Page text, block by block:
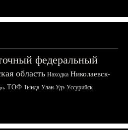
федеральный
область Находка Николаевск-
ТОФ Тында Улан-Удэ Уссурийск